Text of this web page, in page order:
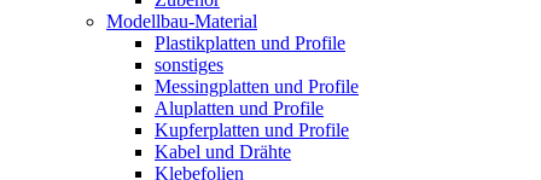
Modellbau-Material
Plastikplatten und Profile
sonstiges
Messingplatten und Profile
Aluplatten und Profile
Kupferplatten und Profile
Kabel und Drähte
Klebefolien